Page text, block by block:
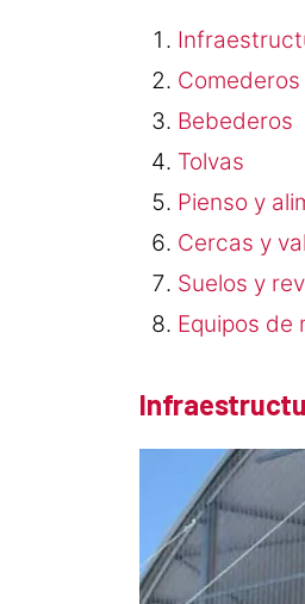
Comederos
Bebederos
Tolvas
Pienso y
Cercas y
Suelos y
Equipos de